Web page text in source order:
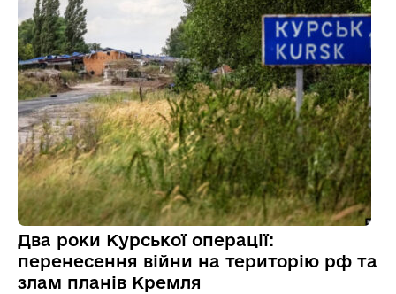
Два роки Курської операції:
перенесення війни на територію рф та
злам планів Кремля